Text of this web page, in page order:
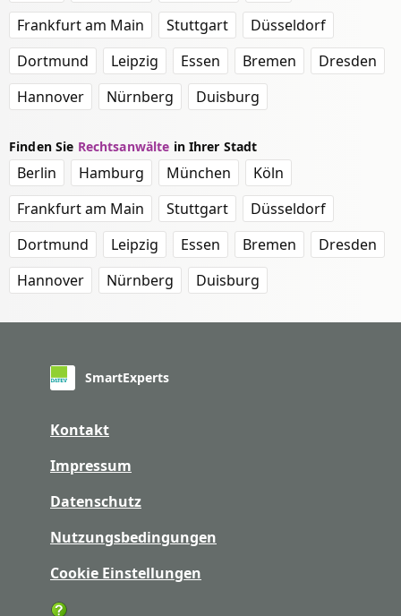
Frankfurt am Main
Stuttgart
Düsseldorf
Dortmund
Leipzig Essen Bremen
Dresden
Hannover
Nürnberg Duisburg
Finden Sie Rechtsanwälte in Ihrer Stadt
Berlin Hamburg München
Köln
Frankfurt am Main
Stuttgart
Düsseldorf
Dortmund
Leipzig Essen Bremen
Dresden
Hannover
Nürnberg Duisburg
SmartExperts
Kontakt
Impressum
Datenschutz
Nutzungsbedingungen
Cookie Einstellungen